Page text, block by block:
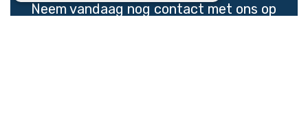
Neem vandaag nog contact met ons op